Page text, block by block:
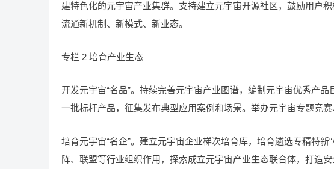
建特色化的元宇宙产业集群。支持建立元宇宙开源社区，鼓励用户
流通新机制、新模式、新业态。
专栏 2 培育产业生态
开发元宇宙“名品”。持续完善元宇宙产业图谱，编制元宇宙优秀产
一批标杆产品，征集发布典型应用案例和场景。举办元宇宙专题竞
培育元宇宙“名企”。建立元宇宙企业梯次培育库，培育遴选专精特
阵、联盟等行业组织作用，探索成立元宇宙产业生态联合体，打造安